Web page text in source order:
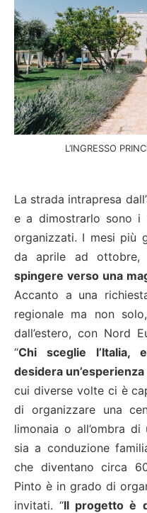
L’INGRESSO
La strada intrapresa
e a dimostrarlo sono i
organizzati. I mesi più
da aprile ad ottobre,
spingere verso una
Accanto a una
regionale ma non
dall’estero, con Nord
“Chi sceglie l’Italia,
desidera
cui diverse volte ci è
di organizzare una
limonaia o all’ombra di
sia a conduzione
che diventano circa
Pinto è in grado di
invitati. “Il progetto è